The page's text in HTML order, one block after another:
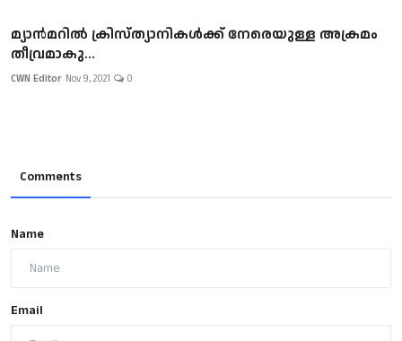
മ്യാൻമറിൽ ക്രിസ്ത്യാനികൾക്ക് നേരെയുള്ള അക്രമം
തീവ്രമാകു...
CWN Editor Nov 9, 2021 0
Comments
Name
Email